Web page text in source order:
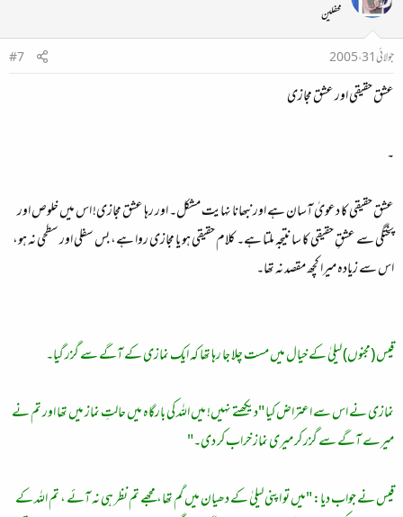
محفلین
جولائی 31، 2005
#7
عشق حقیقی اور عشق مجازی
۔
عشق حقیقی کا دعویٰ آسان ہے اور نبھانا نہایت مشکل۔ اور رہا عشق مجازی! اس میں خلوص اور
پختگی سے عشقِ حقیقی کا سا نتیجہ ملتا ہے۔ کلام حقیقی ہو یا مجازی روا ہے، بس سفلی اور سطحی نہ ہو،
اس سے زیادہ میرا کچھ مقصد نہ تھا۔
قیس (مجنوں) لیلیٰ کے خیال میں مست چلا جا رہا تھا کہ ایک نمازی کے آگے سے گزر گیا۔
نمازی نے اس سے اعتراض کیا "دیکھتے نہیں! میں اللہ کی بارگاہ میں حالتِ نماز میں تھا اور تم نے
میرے آگے سے گزر کر میری نماز خراب کر دی۔"
قیس نے جواب دیا: "میں تو اپنی لیلیٰ کے دھیان میں گم تھا، مجھے تم نظر ہی نہ آئے ، تم اللہ کے